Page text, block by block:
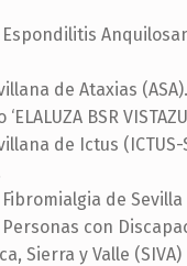
de Ataxias (ASA).
BSR
de Ictus (ICTUS-
de Sevilla
con
Sierra y Valle (SIVA)